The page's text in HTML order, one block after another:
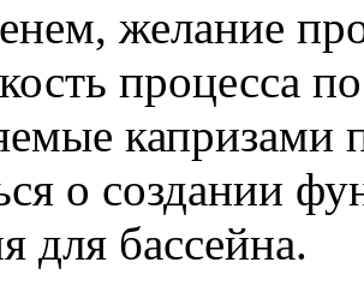
желание
процесса
капризами
о создании
для бассейна.